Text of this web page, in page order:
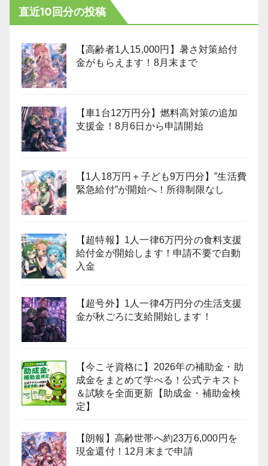
直近10回分の投稿
【高齢者1人15,000円】暑さ対策給付
金がもらえます！8月末まで
【車1台12万円分】燃料高対策の追加
支援金！8月6日から申請開始
【1人18万円＋子ども9万円分】”生活費
緊急給付”が開始へ！所得制限なし
【超特報】1人一律6万円分の食料支援
給付金が開始します！申請不要で自動
入金
【超号外】1人一律4万円分の生活支援
金が秋ごろに支給開始します！
【今こそ資格に】2026年の補助金・助
成金をまとめて学べる！公式テキスト
＆試験を全面更新【助成金・補助金検
定】
【朗報】高齢世帯へ約23万6,000円を
現金還付！12月末まで申請